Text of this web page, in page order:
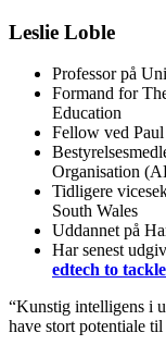
Leslie Loble
Professor på
Formand for
Education
Fellow ved
Organisation
Tidligere
South Wales
Uddannet på
Har senest
edtech to
“Kunstig intelligens i
have stort potentiale